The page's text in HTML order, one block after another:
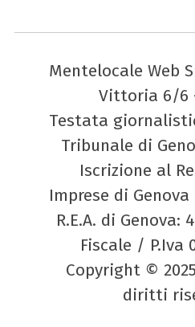
Mentelocale Web
Vittoria 6/6
Testata
Tribunale di
Iscrizione al
Imprese di Genova
R.E.A. di Genova:
Fiscale / P.Iva
Copyright ©
diritti